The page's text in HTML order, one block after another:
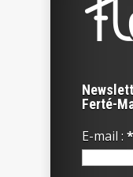
Ferté-
E-mail : *